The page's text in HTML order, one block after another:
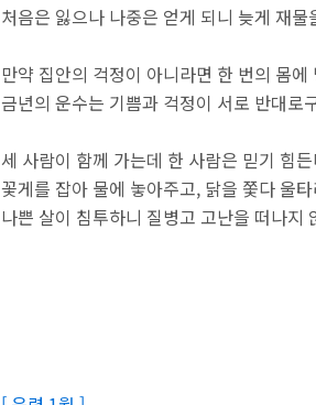
처음은 잃으나 나중은 얻게 되니 늦게 재물
만약 집안의 걱정이 아니라면 한 번의 몸에
금년의 운수는 기쁨과 걱정이 서로 반대로
세 사람이 함께 가는데 한 사람은 믿기 힘
꽃게를 잡아 물에 놓아주고, 닭을 쫓다 울
나쁜 살이 침투하니 질병고 고난을 떠나지